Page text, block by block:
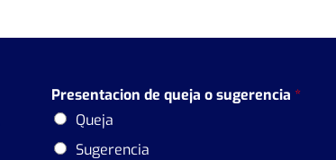
Presentacion de queja o sugerencia *
Queja
Sugerencia